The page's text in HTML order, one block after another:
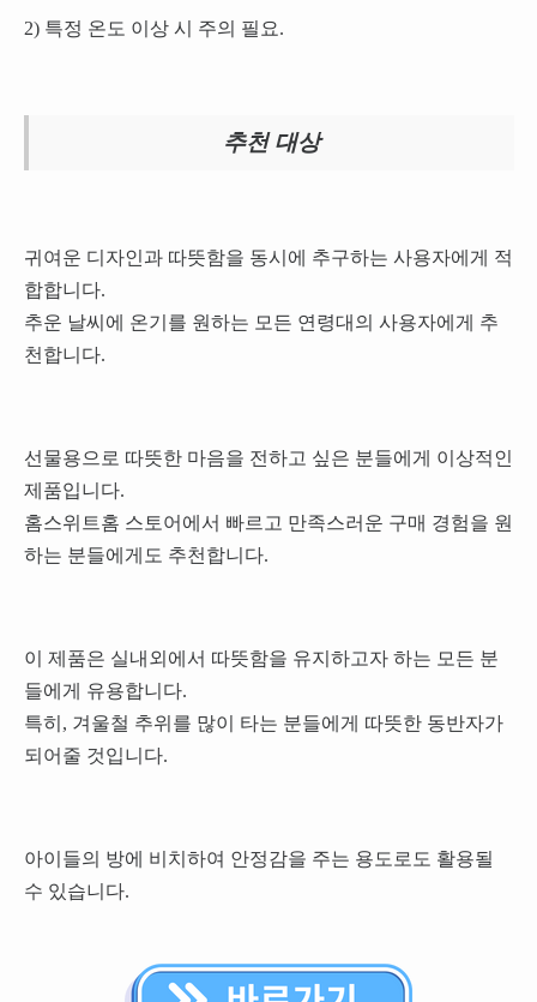
2) 특정 온도 이상 시 주의 필요.
추천 대상
귀여운 디자인과 따뜻함을 동시에 추구하는 사용자에게 적
합합니다.
추운 날씨에 온기를 원하는 모든 연령대의 사용자에게 추
천합니다.
선물용으로 따뜻한 마음을 전하고 싶은 분들에게 이상적인
제품입니다.
홈스위트홈 스토어에서 빠르고 만족스러운 구매 경험을 원
하는 분들에게도 추천합니다.
이 제품은 실내외에서 따뜻함을 유지하고자 하는 모든 분
들에게 유용합니다.
특히, 겨울철 추위를 많이 타는 분들에게 따뜻한 동반자가
되어줄 것입니다.
아이들의 방에 비치하여 안정감을 주는 용도로도 활용될
수 있습니다.